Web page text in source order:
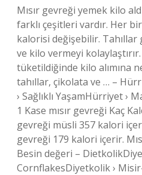
Mısır gevreği yemek kilo
farklı çeşitleri vardır. Her
kalorisi değişebilir. Tahıllar
ve kilo vermeyi
tüketildiğinde kilo alımına
tahıllar, çikolata ve … –
› Sağlıklı YaşamHürriyet ›
1 Kase mısır gevreği Kaç
gevreği müsli 357 kalori
gevreği 179 kalori içerir.
Besin değeri –
CornflakesDiyetkolik ›